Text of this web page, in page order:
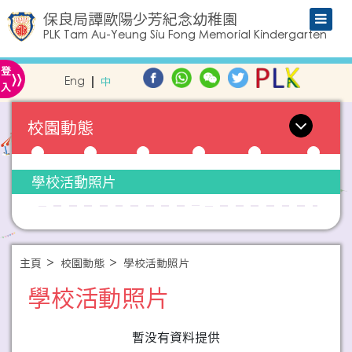
保良局譚歐陽少芳紀念幼稚園
PLK Tam Au-Yeung Siu Fong Memorial Kindergarten
登
入» Eng 中
校園動態
學校活動照片
主頁 校園動態 學校活動照片
學校活動照片
暫没有資料提供